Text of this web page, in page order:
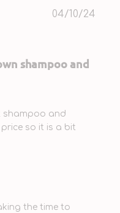
shampoo and
shampoo and
so it is a bit
on Review by Store
the time to
04/10/24